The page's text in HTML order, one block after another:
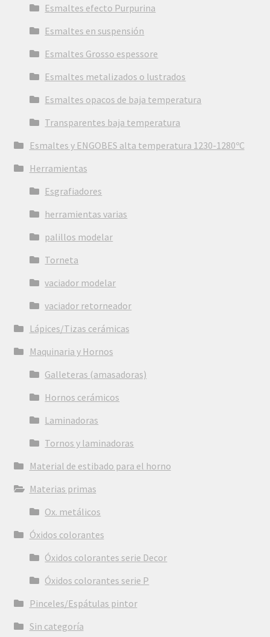
Esmaltes efecto Purpurina
Esmaltes en suspensión
Esmaltes Grosso espessore
Esmaltes metalizados o lustrados
Esmaltes opacos de baja temperatura
Transparentes baja temperatura
Esmaltes y ENGOBES alta temperatura 1230-1280ºC
Herramientas
Esgrafiadores
herramientas varias
palillos modelar
Torneta
vaciador modelar
vaciador retorneador
Lápices/Tizas cerámicas
Maquinaria y Hornos
Galleteras (amasadoras)
Hornos cerámicos
Laminadoras
Tornos y laminadoras
Material de estibado para el horno
Materias primas
Ox. metálicos
Óxidos colorantes
Óxidos colorantes serie Decor
Óxidos colorantes serie P
Pinceles/Espátulas pintor
Sin categoría